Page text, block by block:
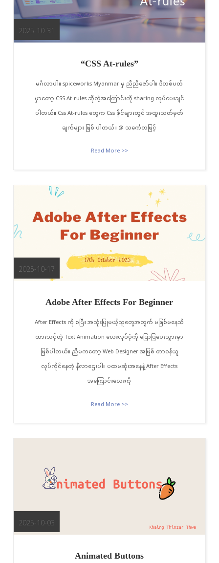
2025-10-31
“CSS At-rules”
မင်္ဂလာပါ။ spiceworks Myanmar မှ ညီညီဇော်ပါ။ ဒီတစ်ပတ်
မှာတော့ CSS At-rules ဆိုတဲ့အကြောင်းကို sharing လုပ်ပေးချင်
ပါတယ်။ Css At-rules တွေက Css ဖိုင်များတွင် အထူးသတ်မှတ်
ချက်များ ဖြစ် ပါတယ်။ @ သင်္ကေတဖြင့်
Read More >>
2025-10-17
Adobe After Effects For Beginner
After Effects ကို စပြီး အသုံးပြုမယ့်သူတွေအတွက် မဖြစ်မနေသိ
ထားသင့်တဲ့ Text Animation လေးလုပ်ပုံကို ပြောပြပေးသွားမှာ
ဖြစ်ပါတယ်။ ညီမကတော့ Web Designer အဖြစ် တာဝန်ယူ
လုပ်ကိုင်နေတဲ့ နီလာဌေးပါ။ ပထမဆုံးအနေနဲ့ After Effects
အကြောင်းလေးကို
Read More >>
2025-10-03
Animated Buttons